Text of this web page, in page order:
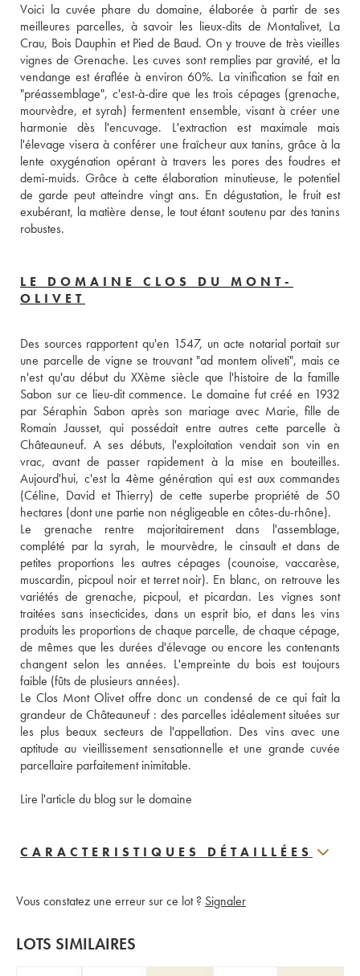
Voici la cuvée phare du domaine, élaborée à partir de ses
meilleures parcelles, à savoir les lieux-dits de Montalivet, La
Crau, Bois Dauphin et Pied de Baud. On y trouve de très vieilles
vignes de Grenache. Les cuves sont remplies par gravité, et la
vendange est éraflée à environ 60%. La vinification se fait en
"préassemblage", c'est-à-dire que les trois cépages (grenache,
mourvèdre, et syrah) fermentent ensemble, visant à créer une
harmonie dès l'encuvage. L'extraction est maximale mais
l'élevage visera à conférer une fraîcheur aux tanins, grâce à la
lente oxygénation opérant à travers les pores des foudres et
demi-muids. Grâce à cette élaboration minutieuse, le potentiel
de garde peut atteindre vingt ans. En dégustation, le fruit est
exubérant, la matière dense, le tout étant soutenu par des tanins
robustes.
LE DOMAINE CLOS DU MONT-
OLIVET
Des sources rapportent qu'en 1547, un acte notarial portait sur
une parcelle de vigne se trouvant "ad montem oliveti", mais ce
n'est qu'au début du XXème siècle que l'histoire de la famille
Sabon sur ce lieu-dit commence. Le domaine fut créé en 1932
par Séraphin Sabon après son mariage avec Marie, fille de
Romain Jausset, qui possédait entre autres cette parcelle à
Châteauneuf. A ses débuts, l'exploitation vendait son vin en
vrac, avant de passer rapidement à la mise en bouteilles.
Aujourd'hui, c'est la 4ème génération qui est aux commandes
(Céline, David et Thierry) de cette superbe propriété de 50
hectares (dont une partie non négligeable en côtes-du-rhône).
Le grenache rentre majoritairement dans l'assemblage,
complété par la syrah, le mourvèdre, le cinsault et dans de
petites proportions les autres cépages (counoise, vaccarèse,
muscardin, picpoul noir et terret noir). En blanc, on retrouve les
variétés de grenache, picpoul, et picardan. Les vignes sont
traitées sans insecticides, dans un esprit bio, et dans les vins
produits les proportions de chaque parcelle, de chaque cépage,
de mêmes que les durées d'élevage ou encore les contenants
changent selon les années. L'empreinte du bois est toujours
faible (fûts de plusieurs années).
Le Clos Mont Olivet offre donc un condensé de ce qui fait la
grandeur de Châteauneuf : des parcelles idéalement situées sur
les plus beaux secteurs de l'appellation. Des vins avec une
aptitude au vieillissement sensationnelle et une grande cuvée
parcellaire parfaitement inimitable.
Lire l'article du blog sur le domaine
CARACTERISTIQUES DÉTAILLÉES
Vous constatez une erreur sur ce lot ? Signaler
LOTS SIMILAIRES